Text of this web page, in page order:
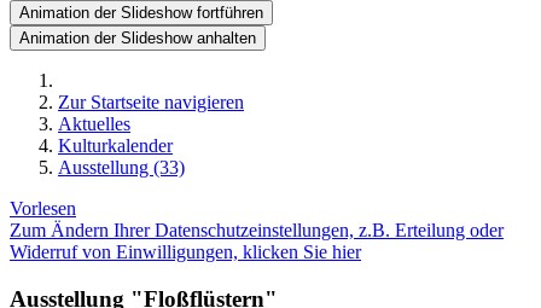
Animation der Slideshow fortführen
Animation der Slideshow anhalten
Zur Startseite navigieren
Aktuelles
Kulturkalender
Ausstellung (33)
Vorlesen
Zum Ändern Ihrer Datenschutzeinstellungen, z.B. Erteilung oder
Widerruf von Einwilligungen, klicken Sie hier
Ausstellung "Floßflüstern"